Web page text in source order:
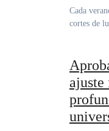
Cada verano, Buenos Aires y el Área Metropolitana (AMBA) sufren
cortes de